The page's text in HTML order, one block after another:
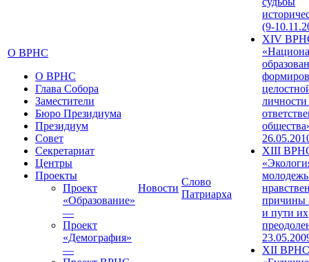
О ВРНС
О ВРНС
Глава Собора
Заместители
Бюро Президиума
Президиум
Совет
Секретариат
Центры
Проекты
Проект
«Образование»
—
Проект
«Демография»
—
Новости
Слово
Патриарха
(9-
XIV
XIII
причины
и пути их
XII ВРНС